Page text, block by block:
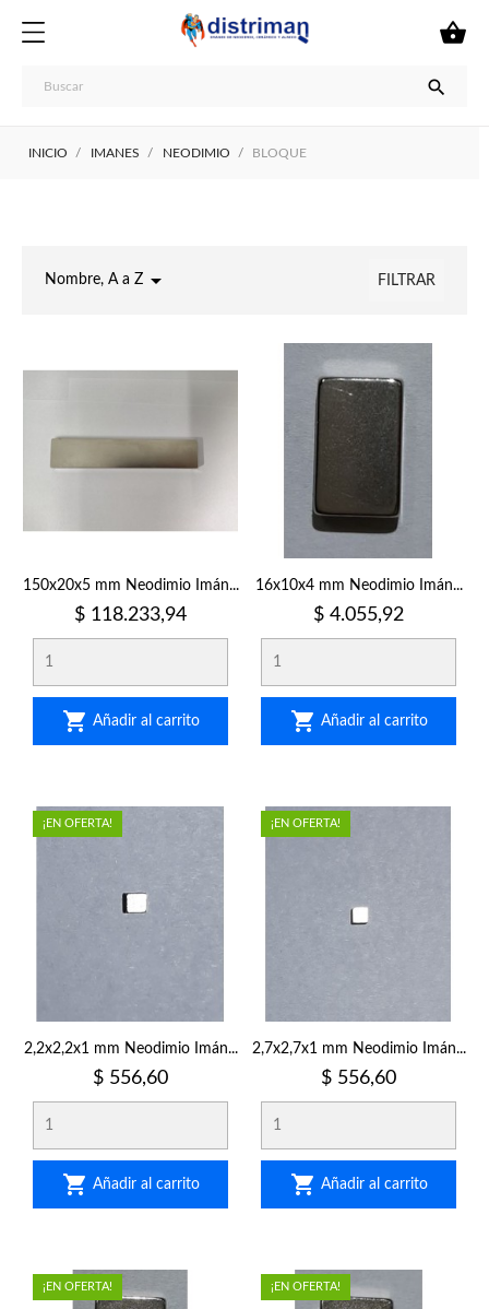


INICIO IMANES NEODIMIO BLOQUE
Nombre, A a Z  FILTRAR
150x20x5 mm Neodimio Imán...
Precio
$ 118.233,94
 Añadir al carrito
16x10x4 mm Neodimio Imán...
Precio
$ 4.055,92
 Añadir al carrito
2,2x2,2x1 mm Neodimio Imán...
Precio
$ 556,60
 Añadir al carrito
¡EN OFERTA!
2,7x2,7x1 mm Neodimio Imán...
Precio
$ 556,60
 Añadir al carrito
¡EN OFERTA!
¡EN OFERTA! ¡EN OFERTA!